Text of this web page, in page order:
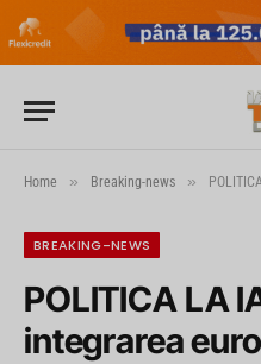
Home » Breaking-news »
BREAKING-NEWS
POLITICA LA
integrarea